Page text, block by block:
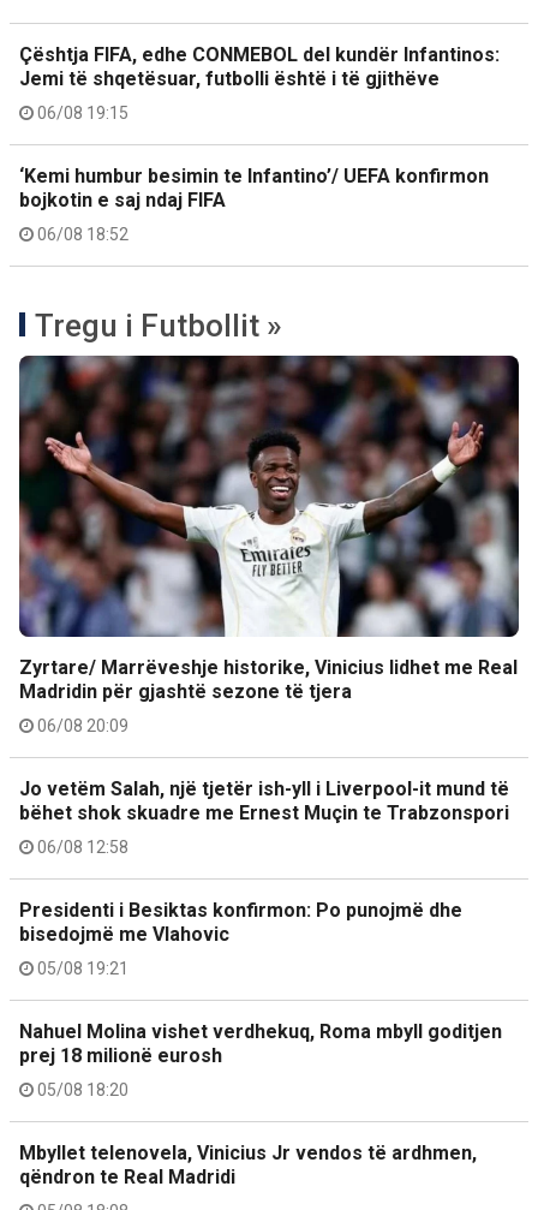
Çështja FIFA, edhe CONMEBOL del kundër Infantinos:
Jemi të shqetësuar, futbolli është i të gjithëve
06/08 19:15
‘Kemi humbur besimin te Infantino’/ UEFA konfirmon
bojkotin e saj ndaj FIFA
06/08 18:52
Tregu i Futbollit »
Zyrtare/ Marrëveshje historike, Vinicius lidhet me Real
Madridin për gjashtë sezone të tjera
06/08 20:09
Jo vetëm Salah, një tjetër ish-yll i Liverpool-it mund të
bëhet shok skuadre me Ernest Muçin te Trabzonspori
06/08 12:58
Presidenti i Besiktas konfirmon: Po punojmë dhe
bisedojmë me Vlahovic
05/08 19:21
Nahuel Molina vishet verdhekuq, Roma mbyll goditjen
prej 18 milionë eurosh
05/08 18:20
Mbyllet telenovela, Vinicius Jr vendos të ardhmen,
qëndron te Real Madridi